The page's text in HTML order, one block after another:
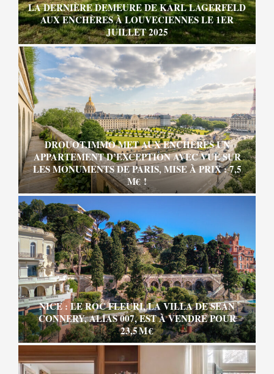
LA DERNIÈRE DEMEURE DE KARL LAGERFELD
AUX ENCHÈRES À LOUVECIENNES LE 1ER
JUILLET 2025
DROUOT.IMMO MET AUX ENCHÈRES UN
APPARTEMENT D’EXCEPTION AVEC VUE SUR
LES MONUMENTS DE PARIS, MISE À PRIX : 7,5
M€ !
NICE : LE ROC FLEURI, LA VILLA DE SEAN
CONNERY, ALIAS 007, EST À VENDRE POUR
23,5 M €